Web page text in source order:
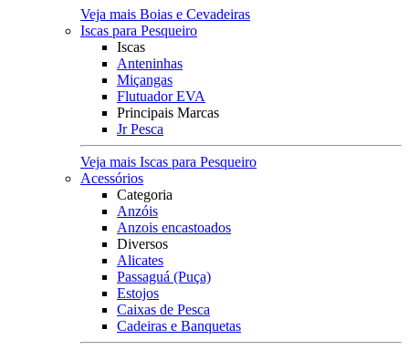
Veja mais Boias e Cevadeiras
Iscas para Pesqueiro
Iscas
Anteninhas
Miçangas
Flutuador EVA
Principais Marcas
Jr Pesca
Veja mais Iscas para Pesqueiro
Acessórios
Categoria
Anzóis
Anzois encastoados
Diversos
Alicates
Passaguá (Puça)
Estojos
Caixas de Pesca
Cadeiras e Banquetas